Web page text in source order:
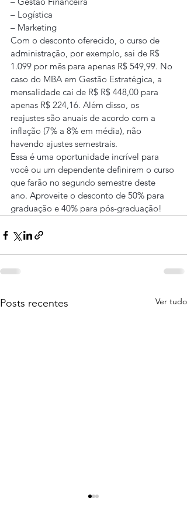
– Logística
– Marketing
Com o desconto oferecido, o curso de
administração, por exemplo, sai de R$
1.099 por mês para apenas R$ 549,99. No
caso do MBA em Gestão Estratégica, a
mensalidade cai de R$ R$ 448,00 para
apenas R$ 224,16. Além disso, os
reajustes são anuais de acordo com a
inflação (7% a 8% em média), não
havendo ajustes semestrais.
Essa é uma oportunidade incrível para
você ou um dependente definirem o curso
que farão no segundo semestre deste
ano. Aproveite o desconto de 50% para
graduação e 40% para pós-graduação!
Posts recentes Ver tudo